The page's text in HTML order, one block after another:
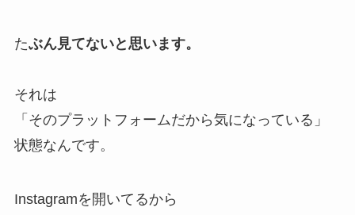
たぶん見てないと思います。
それは
「そのプラットフォームだから気になっている」
状態なんです。
Instagramを開いてるから